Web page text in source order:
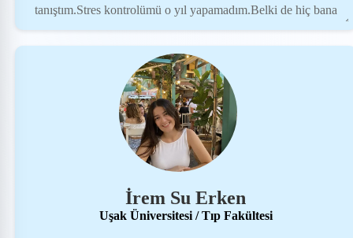
tanıştım.Stres kontrolümü o yıl yapamadım.Belki de hiç bana
bölüm(kendimce)o diye hedef koydum.Fakat olmadı.İyiki de
olmadı.Denizhan hocamın verdiği öğütler, destekler sayesinde ve
db takipten öğrendiğim her şeyi mezun senemde uygulayarak en
önemlisi de mutlu olacağım bölüme kararımı verdikten sonra şu
an olduğum yeri kazandım.Çok mutluyum.Tüm destekleri için
çok teşekkür ederim.
İrem Su Erken
Uşak Üniversitesi / Tıp Fakültesi